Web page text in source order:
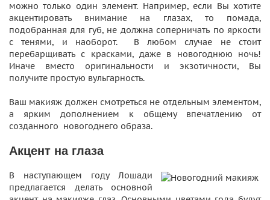
можно только один элемент. Например, если Вы хотите
акцентировать внимание на глазах, то помада,
подобранная для губ, не должна соперничать по яркости
с тенями, и наоборот. В любом случае не стоит
перебарщивать с красками, даже в новогоднюю ночь!
Иначе вместо оригинальности и экзотичности, Вы
получите простую вульгарность.
Ваш макияж должен смотреться не отдельным элементом,
а ярким дополнением к общему впечатлению от
созданного новогоднего образа.
Акцент на глаза
В наступающем году Лошади
предлагается делать основной